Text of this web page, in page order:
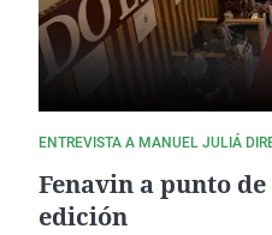
ENTREVISTA A MANUEL JULIÁ
Fenavin a punto
edición